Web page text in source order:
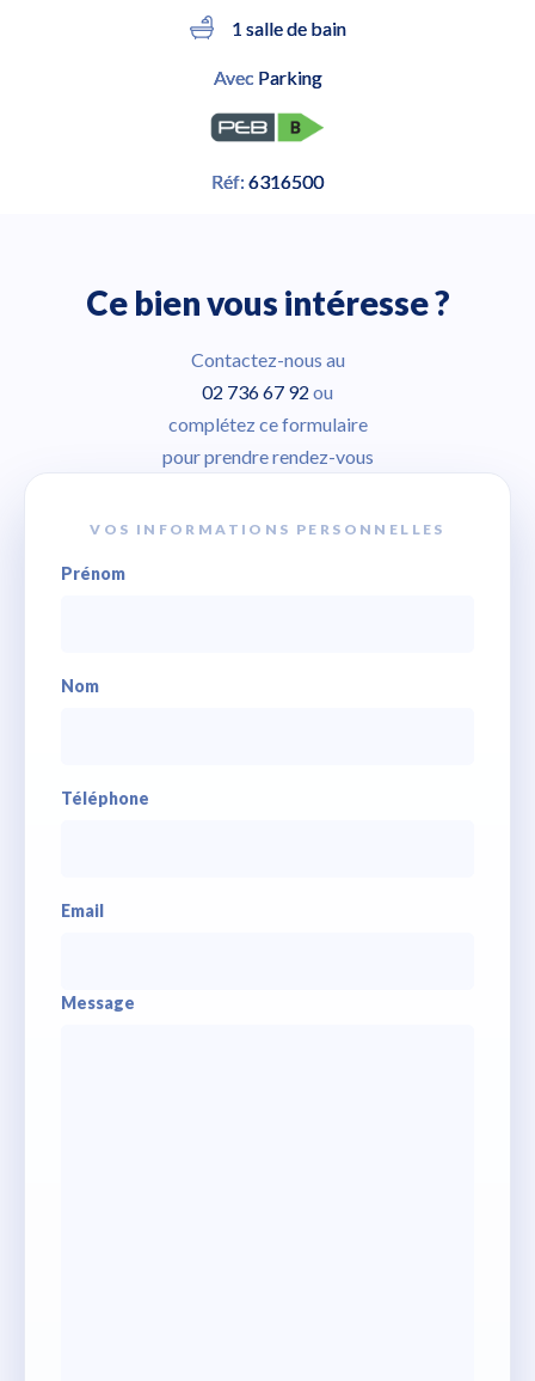
1 salle de bain
AvecParking
Réf: 6316500
Ce bien vous intéresse ?
Contactez-nous au
02 736 67 92 ou
complétez ce formulaire
pour prendre rendez-vous
VOS INFORMATIONS PERSONNELLES
Prénom
Nom
Téléphone
Email
Message